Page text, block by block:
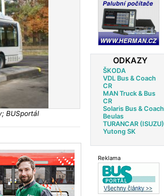
BUSportál
ODKAZY
ŠKODA
VDL Bus & Coach
CR
MAN Truck & Bus
CR
Solaris Bus & Coach
Beulas
TURANCAR (ISUZU)
Yutong SK
Reklama